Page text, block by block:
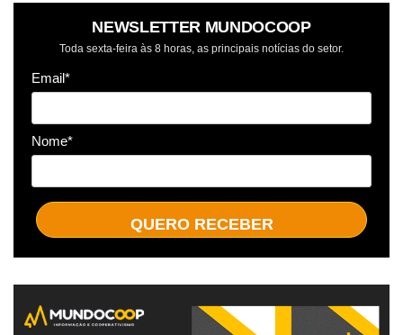
NEWSLETTER MUNDOCOOP
Toda sexta-feira às 8 horas, as principais notícias do setor.
Email*
Nome*
QUERO RECEBER